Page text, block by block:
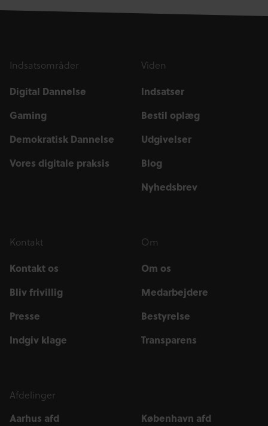
Indsatsområder
Digital Dannelse
Gaming
Demokratisk Dannelse
Vores digitale praksis
Viden
Indsatser
Bestil oplæg
Udgivelser
Blog
Nyhedsbrev
Kontakt
Kontakt os
Bliv frivillig
Presse
Indgiv klage
Om
Om os
Medarbejdere
Bestyrelse
Transparens
Afdelinger
Aarhus afd
København afd